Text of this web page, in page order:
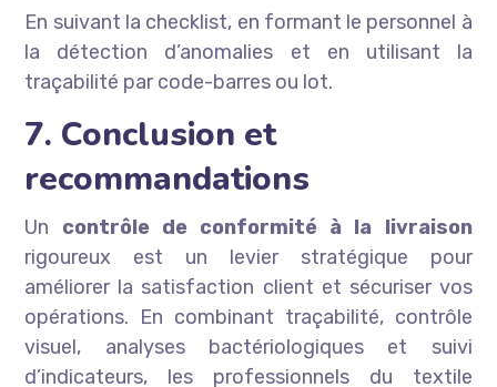
En suivant la checklist, en formant le personnel à
la détection d’anomalies et en utilisant la
traçabilité par code-barres ou lot.
7. Conclusion et
recommandations
Un contrôle de conformité à la livraison
rigoureux est un levier stratégique pour
améliorer la satisfaction client et sécuriser vos
opérations. En combinant traçabilité, contrôle
visuel, analyses bactériologiques et suivi
d’indicateurs, les professionnels du textile